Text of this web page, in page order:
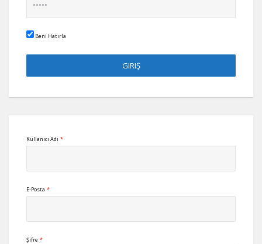
Beni Hatırla
Kullanıcı Adı *
E-Posta *
Şifre *